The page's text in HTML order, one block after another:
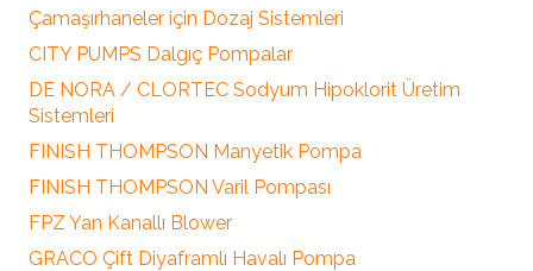
Çamaşırhaneler için Dozaj Sistemleri
CITY PUMPS Dalgıç Pompalar
DE NORA / CLORTEC Sodyum Hipoklorit Üretim
Sistemleri
FINISH THOMPSON Manyetik Pompa
FINISH THOMPSON Varil Pompası
FPZ Yan Kanallı Blower
GRACO Çift Diyaframlı Havalı Pompa